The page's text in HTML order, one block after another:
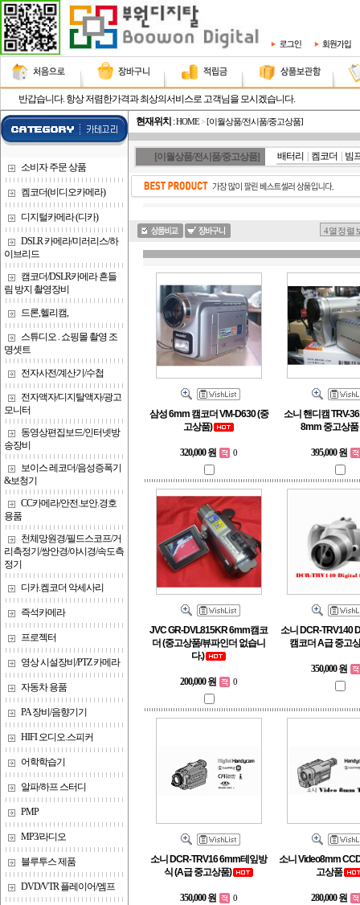
반갑습니다. 항상 저렴한가격과 최상의서비스로 고객님을 모시겠습니다.
소비자 주문 상품
켐코더(비디오카메라)
디지털카메라 (디카)
DSLR 카메라/미러리스/하
이브리드
캠코더/DSLR카메라 흔들
림 방지 촬영장비
드론,헬리캠,
스튜디오 . 쇼핑몰 촬영 조
명셋트
전자사전/계산기/수첩
전자액자/디지탈액자/광고
모니터
동영상편집보드/인터넷방
송장비
보이스 레코더/음성증폭기
&보청기
CC카메라/안전.보안.경호
용품
천체망원경/필드스코프/거
리측정기/쌍안경/야시경/속도측
정기
디카.켐코더 악세사리
즉석카메라
프로젝터
영상 시설장비/PTZ 카메라
자동차 용품
PA 장비/음향기기
HIFI 오디오.스피커
어학학습기
알파/하프 스터디
PMP
MP3/라디오
블루투스 제품
DVD/VTR 플레이어/엠프
현재위치 :HOME>[이월상품/전시품/중고상품]
[이월상품/전시품/중고상품] 배터리 켐코더 빔
삼성 6mm 캠코더 VM-D630 (중
고상품)
320,000 원 0
소니 핸디캠 TRV-
8mm 중고상품
395,000 원
JVC GR-DVL815KR 6mm캠코
더 (중고상품/뷰파인더 없습니
다.)
200,000 원 0
소니 DCR-TRV140
캠코더 A급 중고
350,000 원
소니 DCR-TRV16 6mm테잎방
식 (A급 중고상품)
350,000 원 0
소니 Video8mm
고상품
280,000 원